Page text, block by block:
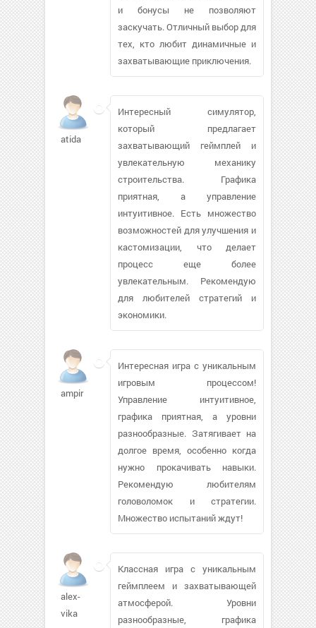
и бонусы не позволяют
заскучать. Отличный выбор для
тех, кто любит динамичные и
захватывающие приключения.
atida
Интересный симулятор,
который предлагает
захватывающий геймплей и
увлекательную механику
строительства. Графика
приятная, а управление
интуитивное. Есть множество
возможностей для улучшения и
кастомизации, что делает
процесс еще более
увлекательным. Рекомендую
для любителей стратегий и
экономики.
ampir
Интересная игра с уникальным
игровым процессом!
Управление интуитивное,
графика приятная, а уровни
разнообразные. Затягивает на
долгое время, особенно когда
нужно прокачивать навыки.
Рекомендую любителям
головоломок и стратегии.
Множество испытаний ждут!
alex-
vika
Классная игра с уникальным
геймплеем и захватывающей
атмосферой. Уровни
разнообразные, графика